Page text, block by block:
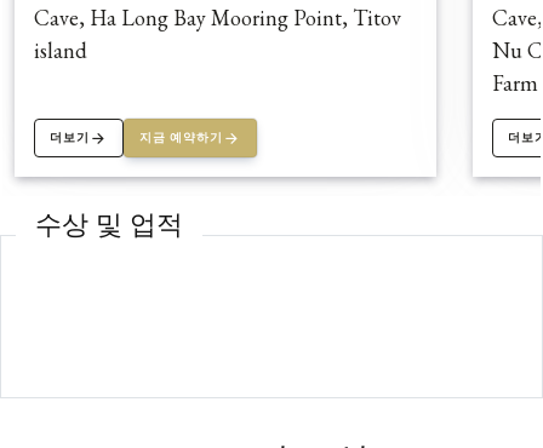
Cave, Ha Long Bay Mooring Point, Titov
island
더보기 지금 예약하기
Nu
더보
수상 및 업적